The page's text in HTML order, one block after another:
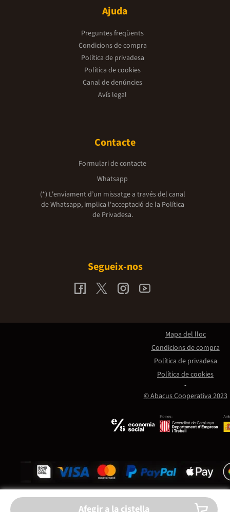
Afegir a la cistella
Ajuda
Preguntes freqüents
Condicions de compra
Política de privadesa
Política de cookies
Canal de denúncies
Avís legal
Contacte
Formulari de contacte
Whatsapp
(*) L'enviament d’un missatge a través del canal
de Whatsapp, implica l'acceptació de la Política
de Privadesa.
Segueix-nos
Promou:
© Abacus Cooperativa 2023
Mapa del lloc
Condicions de compra
Política de privadesa
Política de cookies